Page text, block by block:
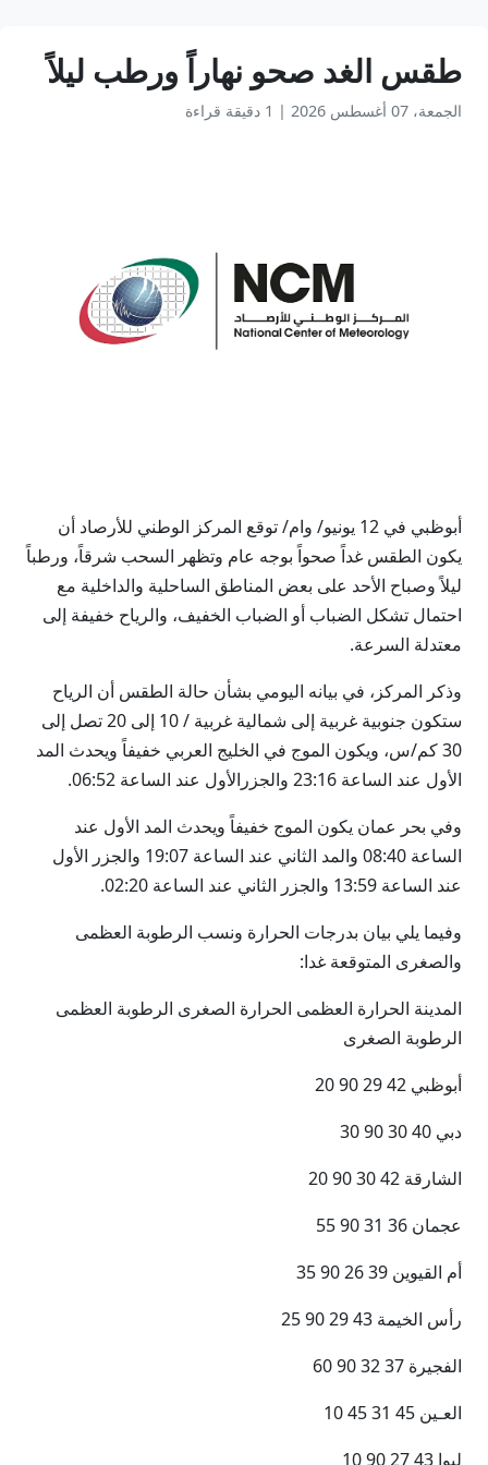
طقس الغد صحو نهاراً ورطب ليلاً
الجمعة، 07 أغسطس 2026 | 1 دقيقة قراءة
أبوظبي في 12 يونيو/ وام/ توقع المركز الوطني للأرصاد أن
يكون الطقس غداً صحواً بوجه عام وتظهر السحب شرقاً، ورطباً
ليلاً وصباح الأحد على بعض المناطق الساحلية والداخلية مع
احتمال تشكل الضباب أو الضباب الخفيف، والرياح خفيفة إلى
معتدلة السرعة.
وذكر المركز، في بيانه اليومي بشأن حالة الطقس أن الرياح
ستكون جنوبية غربية إلى شمالية غربية / 10 إلى 20 تصل إلى
30 كم/س، ويكون الموج في الخليج العربي خفيفاً ويحدث المد
الأول عند الساعة 23:16 والجزرالأول عند الساعة 06:52.
وفي بحر عمان يكون الموج خفيفاً ويحدث المد الأول عند
الساعة 08:40 والمد الثاني عند الساعة 19:07 والجزر الأول
عند الساعة 13:59 والجزر الثاني عند الساعة 02:20.
وفيما يلي بيان بدرجات الحرارة ونسب الرطوبة العظمى
والصغرى المتوقعة غدا:
المدينة الحرارة العظمى الحرارة الصغرى الرطوبة العظمى
الرطوبة الصغرى
أبوظبي 42 29 90 20
دبي 40 30 90 30
الشارقة 42 30 90 20
عجمان 36 31 90 55
أم القيوين 39 26 90 35
رأس الخيمة 43 29 90 25
الفجيرة 37 32 90 60
العـين 45 31 45 10
ليوا 43 27 90 10